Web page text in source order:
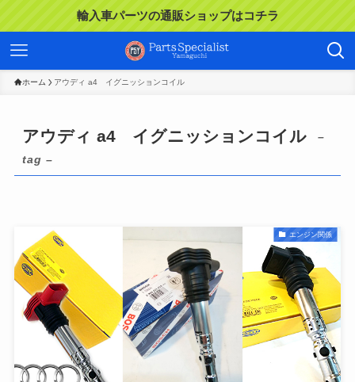
輸入車パーツの通販ショップはコチラ
ホーム アウディ a4 イグニッションコイル
アウディ a4 イグニッションコイル
–
tag –
エンジン関係